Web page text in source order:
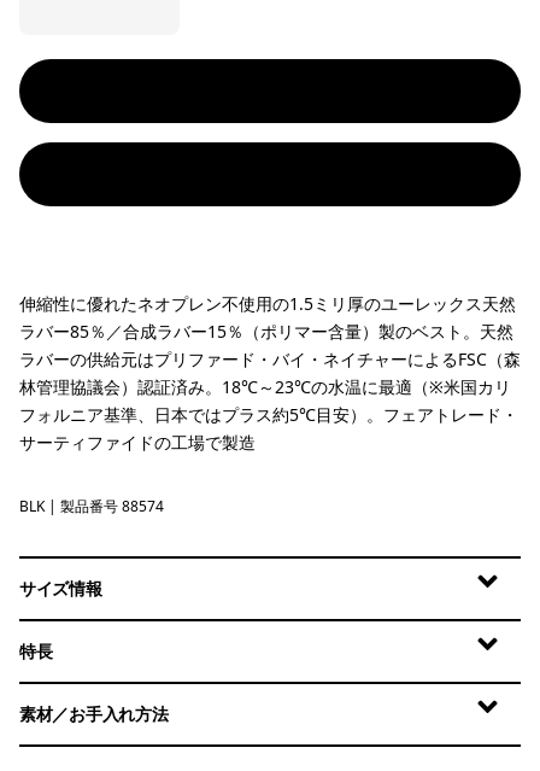
伸縮性に優れたネオプレン不使用の1.5ミリ厚のユーレックス天然
ラバー85％／合成ラバー15％（ポリマー含量）製のベスト。天然
ラバーの供給元はプリファード・バイ・ネイチャーによるFSC（森
林管理協議会）認証済み。18℃～23℃の水温に最適（※米国カリ
フォルニア基準、日本ではプラス約5℃目安）。フェアトレード・
サーティファイドの工場で製造
Black
BLK | 製品番号 88574
サイズ情報
特長
素材／お手入れ方法